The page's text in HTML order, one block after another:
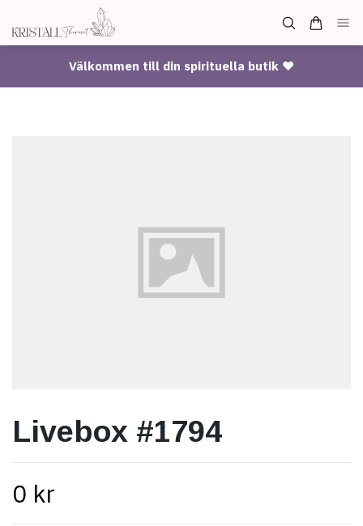
Välkommen till din spirituella butik ♥
Livebox #1794
0 kr